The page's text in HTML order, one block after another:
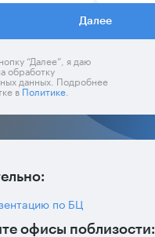
Далее
“Далее”, я даю
обработку
данных. Подробнее
вПолитике.
по БЦ
офисы поблизости: